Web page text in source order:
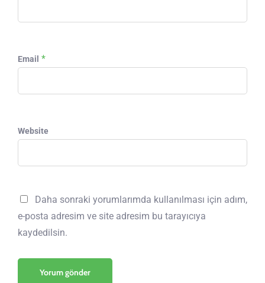
Email *
Website
Daha sonraki yorumlarımda kullanılması için adım,
e-posta adresim ve site adresim bu tarayıcıya
kaydedilsin.